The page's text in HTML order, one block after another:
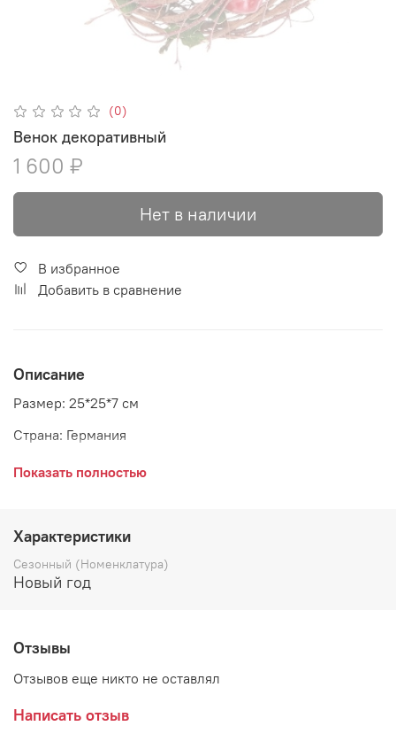
(0)
Венок декоративный
1 600 ₽
Нет в наличии
В избранное
Добавить в сравнение
Описание
Размер: 25*25*7 см
Страна: Германия
вашего гостеприимного дома.
Показать полностью
Характеристики
Сезонный (Номенклатура)
Новый год
Отзывы
Отзывов еще никто не оставлял
Написать отзыв